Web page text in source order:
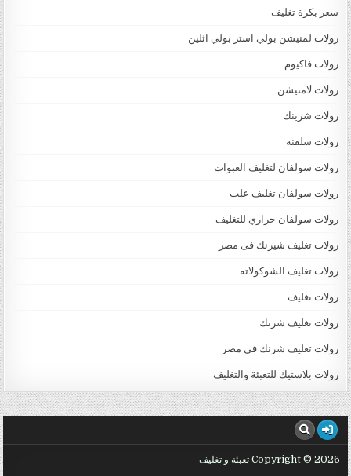
سعر بكرة تغليف
رولات لمنيشن بولي استر بولي اثلين
رولات فاكيوم
رولات لامنيشن
رولات شرينك
رولات سلفنه
رولات سولفان لتغليف العبوات
رولات سولفان تغليف علب
رولات سولفان حراري للتغليف
رولات تغليف شيرنك فى مصر
رولات تغليف الشوكولاته
رولات تغليف
رولات تغليف شرنك
رولات تغليف شرنك في مصر
رولات بلاستيك للتعبئة والتغليف
Copyright © 2026 تعبئة و تغليف